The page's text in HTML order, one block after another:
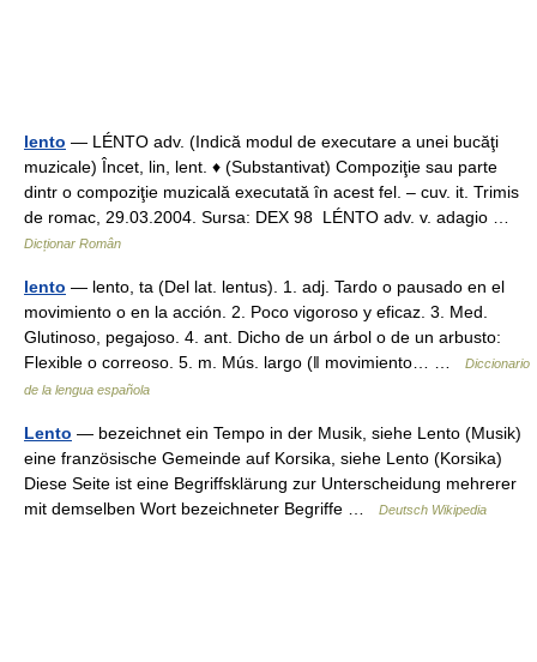
lento — LÉNTO adv. (Indică modul de executare a unei bucăţi
muzicale) Încet, lin, lent. ♦ (Substantivat) Compoziţie sau parte
dintr o compoziţie muzicală executată în acest fel. – cuv. it. Trimis
de romac, 29.03.2004. Sursa: DEX 98 LÉNTO adv. v. adagio …
Dicționar Român
lento — lento, ta (Del lat. lentus). 1. adj. Tardo o pausado en el
movimiento o en la acción. 2. Poco vigoroso y eficaz. 3. Med.
Glutinoso, pegajoso. 4. ant. Dicho de un árbol o de un arbusto:
Flexible o correoso. 5. m. Mús. largo (ǁ movimiento… …
Diccionario
de la lengua española
Lento — bezeichnet ein Tempo in der Musik, siehe Lento (Musik)
eine französische Gemeinde auf Korsika, siehe Lento (Korsika)
Diese Seite ist eine Begriffsklärung zur Unterscheidung mehrerer
mit demselben Wort bezeichneter Begriffe …
Deutsch Wikipedia